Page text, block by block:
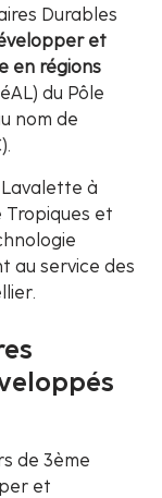
Durables
et
en régions
du Pôle
nom de
à
Tropiques et
au service des
de 3ème
et